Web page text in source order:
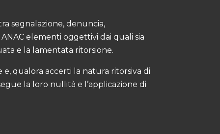
segnalazione, denuncia,
elementi oggettivi dai quali sia
e la lamentata ritorsione.
qualora accerti la natura ritorsiva di
la loro nullità e l’applicazione di